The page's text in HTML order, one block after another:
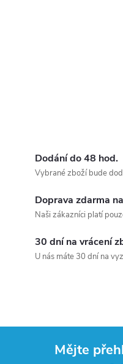
Dodání do 48 hod.
Vybrané zboží bude
Doprava zdarma
Naši zákazníci platí
30 dní na vrácení
U nás máte 30 dní na
Mějte